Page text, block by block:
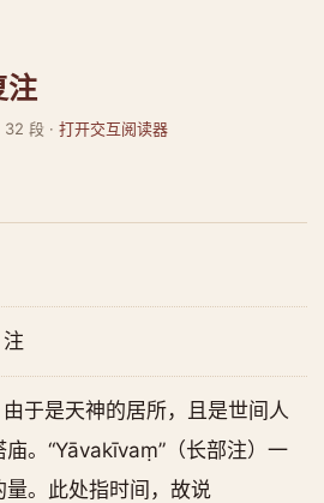
注
段 · 打开交互阅读器
于是天神的居所，且是世间人
。“Yāvakīvaṃ”（长部注）一
。此处指时间，故说